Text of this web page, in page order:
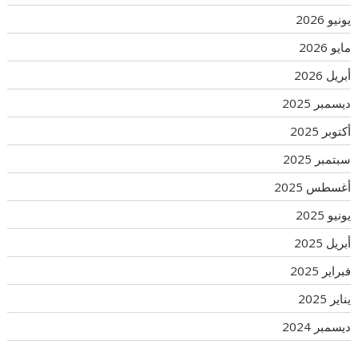
يونيو 2026
مايو 2026
أبريل 2026
ديسمبر 2025
أكتوبر 2025
سبتمبر 2025
أغسطس 2025
يونيو 2025
أبريل 2025
فبراير 2025
يناير 2025
ديسمبر 2024